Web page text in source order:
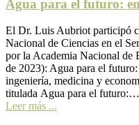
Agua para el futuro:
El Dr. Luis Aubriot participó
Nacional de Ciencias en el
por la Academia Nacional de
de 2023): Agua para el
ingeniería, medicina y
titulada Agua para el futuro:…
Leer más ...